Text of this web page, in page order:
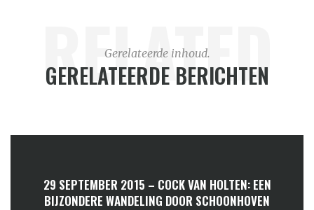
RELATED
Gerelateerde inhoud.
GERELATEERDE BERICHTEN
29 SEPTEMBER 2015 – COCK VAN HOLTEN: EEN
BIJZONDERE WANDELING DOOR SCHOONHOVEN